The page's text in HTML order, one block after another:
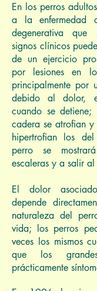
En los perros
a la enfermedad
degenerativa
signos clínicos
de un ejercicio
por lesiones en
principalmente por
debido al dolor,
cuando se
cadera se atrofian
hipertrofian los
perro se
escaleras y a salir al
El dolor
depende
naturaleza del
vida; los perros
veces los mismos
que los
prácticamente